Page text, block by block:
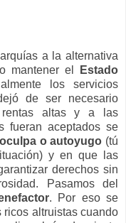
a la alternativa
mantener el
Estado
los servicios
de ser necesario
rentas altas y a las
fueran aceptados se
o autoyugo (tú
y en que las
derechos sin
Pasamos del
. Por eso se
altruistas cuando